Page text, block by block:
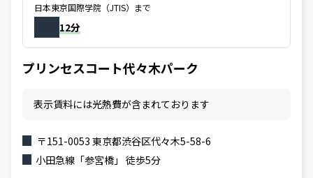
日本東京国際学院（JTIS）まで
12分
プリンセスコート代々木パーク
表示賃料には光熱費が含まれております
〒151-0053 東京都渋谷区代々木5-58-6
小田急線「参宮橋」 徒歩5分